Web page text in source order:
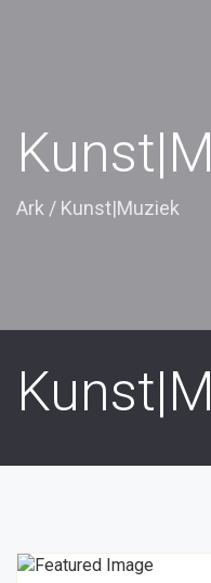
Ark / Kunst|Muziek